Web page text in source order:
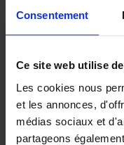
Consentement
Ce site web utilise
Les cookies nous
et les annonces,
médias sociaux et
partageons